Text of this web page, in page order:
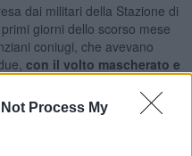
Not Process My
dai militari della Stazione di
giorni dello scorso mese
coniugi, che avevano
con il volto mascherato e
e, dopo averli minacciati
il denaro per poi fuggire. I due